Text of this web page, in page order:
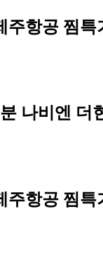
주항공 찜
나비엔 더
주항공 찜